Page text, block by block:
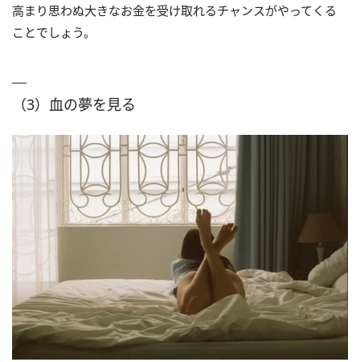
高まり思わぬ大きなお金を受け取れるチャンスがやってくる
ことでしょう。
（3）血の夢を見る